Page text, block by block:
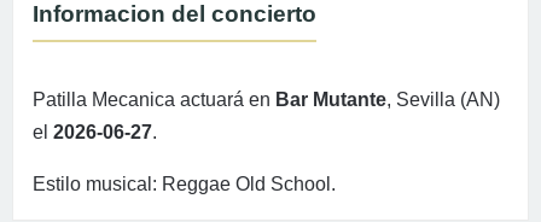
Informacion del concierto
Patilla Mecanica actuará en Bar Mutante, Sevilla (AN)
el 2026-06-27.
Estilo musical: Reggae Old School.